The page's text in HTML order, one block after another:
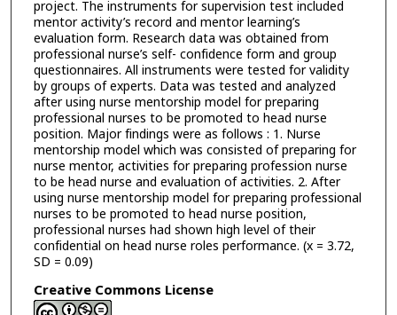
project. The instruments for supervision test included
mentor activity’s record and mentor learning’s
evaluation form. Research data was obtained from
professional nurse’s self- confidence form and group
questionnaires. All instruments were tested for validity
by groups of experts. Data was tested and analyzed
after using nurse mentorship model for preparing
professional nurses to be promoted to head nurse
position. Major findings were as follows : 1. Nurse
mentorship model which was consisted of preparing for
nurse mentor, activities for preparing profession nurse
to be head nurse and evaluation of activities. 2. After
using nurse mentorship model for preparing professional
nurses to be promoted to head nurse position,
professional nurses had shown high level of their
confidential on head nurse roles performance. (x = 3.72,
SD = 0.09)
Creative Commons License